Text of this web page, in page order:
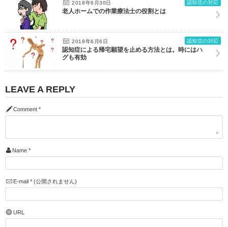
2018年6月30日 認知症の対応
老人ホームでの作業療法士の役割とは
2018年6月6日 認知症の対応
認知症による帰宅願望を止める方法とは。時にはハ
グも有効
LEAVE A REPLY
Comment *
Name *
E-mail *(公開されません)
URL